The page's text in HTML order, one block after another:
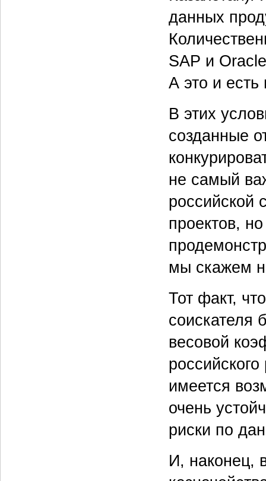
данных
SAP и
А это и есть
В этих
созданные
не самый
российской
проектов,
мы скажем
Тот факт,
соискателя
весовой
имеется
очень
риски по
И, наконец,